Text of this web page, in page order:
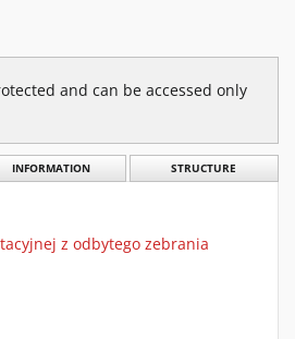
and can be accessed only
INFORMATION STRUCTURE
z odbytego zebrania